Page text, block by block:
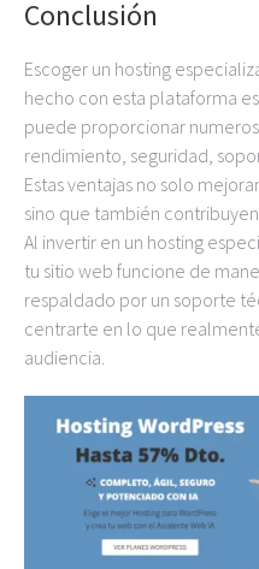
Conclusión
Escoger un hosting
hecho con esta plataforma
puede proporcionar
rendimiento, seguridad,
Estas ventajas no solo
sino que también
Al invertir en un hosting
tu sitio web funcione de
respaldado por un soporte
centrarte en lo que
audiencia.